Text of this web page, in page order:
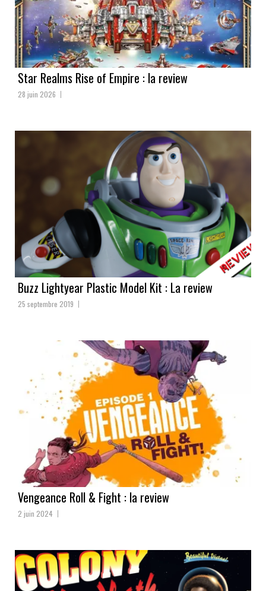
Star Realms Rise of Empire : la review
28 juin 2026
Buzz Lightyear Plastic Model Kit : La review
25 septembre 2019
Vengeance Roll & Fight : la review
2 juin 2024